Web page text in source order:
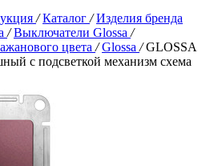
/ Каталог / Изделия бренда
/ Выключатели Glossa /
цвета / Glossa / GLOSSA
с подсветкой механизм схема